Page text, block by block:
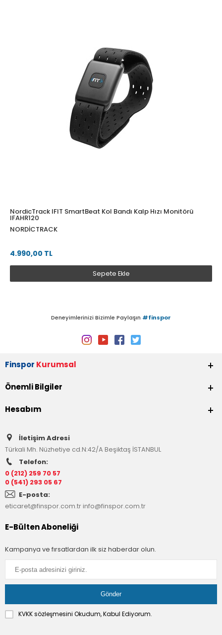
NordicTrack IFIT SmartBeat Kol Bandı Kalp Hızı Monitörü
IFAHR120
NORDICTRACK
4.990,00 TL
Sepete Ekle
Deneyimlerinizi Bizimle Paylaşın #finspor
Finspor Kurumsal
Önemli Bilgiler
Hesabım
İletişim Adresi
Türkali Mh. Nüzhetiye cd.N:42/A Beşiktaş İSTANBUL
Telefon:
0 (212) 259 70 57
0 (541) 293 05 67
E-posta:
eticaret@finspor.com.trinfo@finspor.com.tr
E-Bülten Aboneliği
Kampanya ve fırsatlardan ilk siz haberdar olun.
KVKK sözleşmesini Okudum, Kabul Ediyorum.